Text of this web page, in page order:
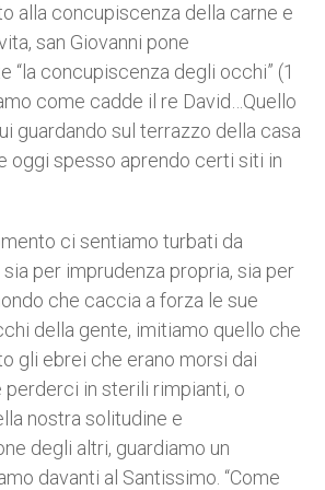
alla concupiscenza della carne e
san Giovanni pone
“la concupiscenza degli occhi” (1
come cadde il re David…Quello
guardando sul terrazzo della casa
oggi spesso aprendo certi siti in
ci sentiamo turbati da
per imprudenza propria, sia per
che caccia a forza le sue
della gente, imitiamo quello che
gli ebrei che erano morsi dai
perderci in sterili rimpianti, o
nostra solitudine e
degli altri, guardiamo un
davanti al Santissimo. “Come